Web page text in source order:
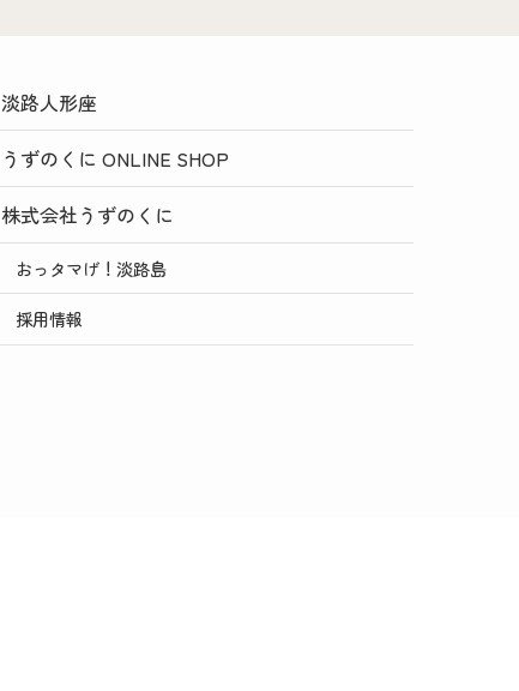
淡路人形座
うずのくに ONLINE SHOP
株式会社うずのくに
おっタマげ！淡路島
採用情報